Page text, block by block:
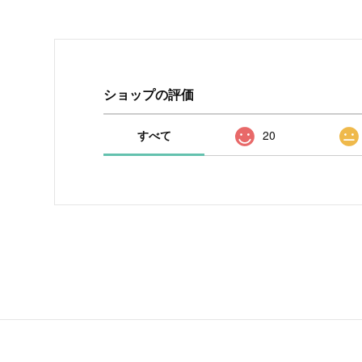
ショップの評価
すべて 20